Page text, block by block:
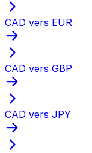
CAD vers EUR
CAD vers GBP
CAD vers JPY